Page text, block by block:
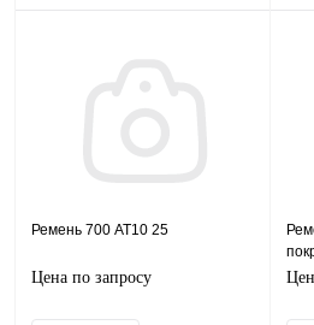
Ремень 700 AT10 25
Цена по запросу